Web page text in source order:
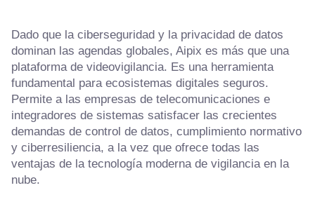
Dado que la ciberseguridad y la privacidad de datos
dominan las agendas globales, Aipix es más que una
plataforma de videovigilancia. Es una herramienta
fundamental para ecosistemas digitales seguros.
Permite a las empresas de telecomunicaciones e
integradores de sistemas satisfacer las crecientes
demandas de control de datos, cumplimiento normativo
y ciberresiliencia, a la vez que ofrece todas las
ventajas de la tecnología moderna de vigilancia en la
nube.